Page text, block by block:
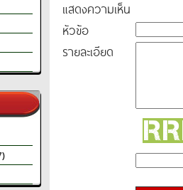
แสดงความเห็น
หัวข้อ
รายละเอียด